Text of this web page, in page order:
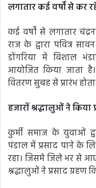
लगातार कई वर्षों से कर
कई वर्षों से लगातार
राज के द्वारा पवित्र
डोंगरिया में विशाल
आयोजित किया जाता
वितरण सुबह से प्रारंभ
हजारों श्रद्धालुओं ने किया
कुर्मी समाज के युवाओं
पंडाल में प्रसाद पाने के
रहा। जिसमे जिले भर से
श्रद्धालुओं ने प्रसाद ग्रहण